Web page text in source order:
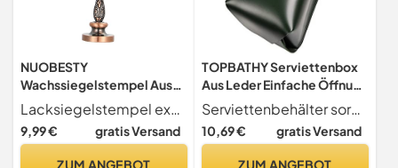
NUOBESTY
Wachssiegelstempel Aus
Metall Mit Kupfergriff Für
Umschläge Einladungen
Geschenkpapier
Lacksiegelstempel exquisiter siegelstil, für sie selbst oder ihre freunde, einladungsstempel
9,99 € gratis Versand
ZUM ANGEBOT
TOPBATHY Serviettenbox
Aus Leder Einfache Öffnung
Und Befüllung Für
Papierwaren Wasser Und
Ölbeständig Leicht Zu
Serviettenbehälter sorgfältige verarbeitung und saubere verkabelung ermöglichen die schaffung einer desktop-taschentuchbox aus leder und eines taschentuchbehälters aus leder
10,69 € gratis Versand
ZUM ANGEBOT